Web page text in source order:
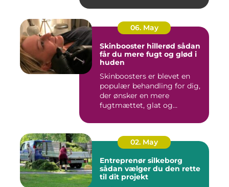
06. May
Skinbooster hillerød sådan
får du mere fugt og glød i
huden
Skinboosters er blevet en
populær behandling for dig,
der ønsker en mere
fugtmættet, glat og
02. May
Entreprenør silkeborg
sådan vælger du den rette
til dit projekt